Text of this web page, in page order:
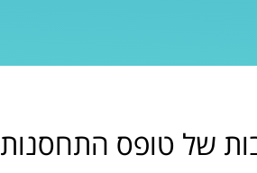
של טופס התחסנות